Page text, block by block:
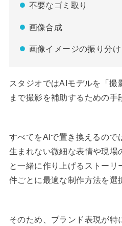
不要なゴミ取り
画像合成
画像イメージの振り分け
スタジオではAIモデルを「撮
まで撮影を補助するための手
すべてをAIで置き換えるので
生まれない微細な表情や現場
と一緒に作り上げるストー
件ごとに最適な制作方法を選
そのため、ブランド表現が特